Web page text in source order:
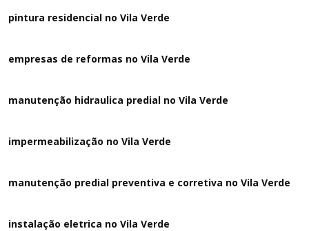
pintura residencial no Vila Verde
empresas de reformas no Vila Verde
manutenção hidraulica predial no Vila Verde
impermeabilização no Vila Verde
manutenção predial preventiva e corretiva no Vila Verde
instalação eletrica no Vila Verde